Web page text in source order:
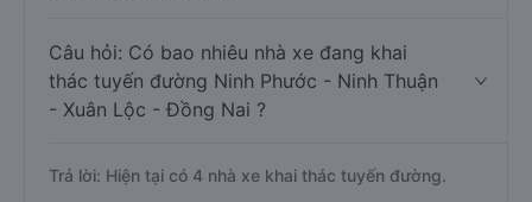
Câu hỏi: Có bao nhiêu nhà xe đang khai
thác tuyến đường Ninh Phước - Ninh Thuận
- Xuân Lộc - Đồng Nai ?
Trả lời: Hiện tại có 4 nhà xe khai thác tuyến đường.